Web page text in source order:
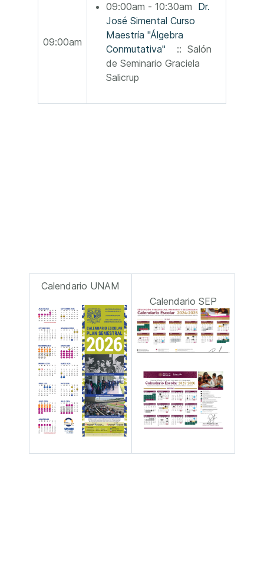
09:00am
09:00am - 10:30am Dr.
José Simental Curso
Maestría "Álgebra
Conmutativa"
:: Salón
de Seminario Graciela
Salicrup
Calendario UNAM
Calendario SEP